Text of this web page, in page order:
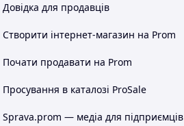
Довідка для продавців
Створити інтернет-магазин на Prom
Почати продавати на Prom
Просування в каталозі ProSale
Sprava.prom — медіа для підприємців